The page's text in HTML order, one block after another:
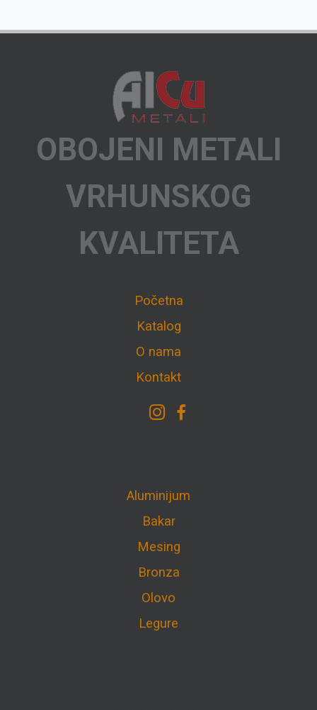
OBOJENI METALI
VRHUNSKOG
KVALITETA
Početna
Katalog
O nama
Kontakt
Aluminijum
Bakar
Mesing
Bronza
Olovo
Legure